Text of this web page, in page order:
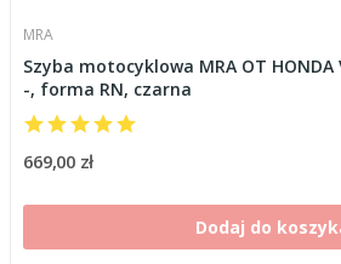
MRA
Szyba motocyklowa MRA OT HONDA
-, forma RN, czarna
669,00 zł
Dodaj do